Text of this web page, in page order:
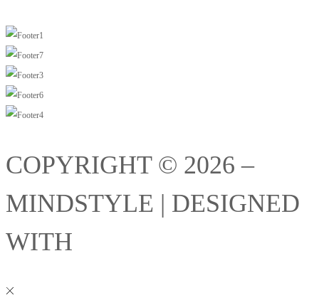
COPYRIGHT © 2026 –
MINDSTYLE | DESIGNED
WITH